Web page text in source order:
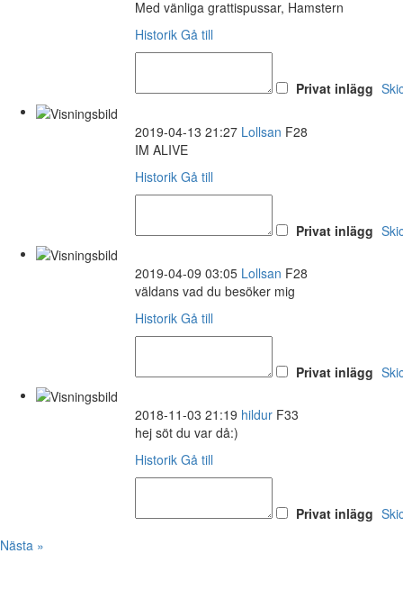
Med vänliga grattispussar, Hamstern
Historik Gå till
Privat inlägg
2019-04-13 21:27 Lollsan F28
IM ALIVE
Historik Gå till
Privat inlägg
2019-04-09 03:05 Lollsan F28
väldans vad du besöker mig
Historik Gå till
Privat inlägg
2018-11-03 21:19 hildur F33
hej söt du var då:)
Historik Gå till
Privat inlägg
Nästa »